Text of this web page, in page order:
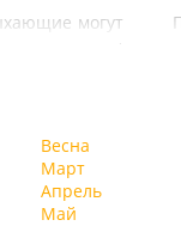
могут
ужины. На
бильярд.
соляную
холле.
Весна
Март
Апрель
Май